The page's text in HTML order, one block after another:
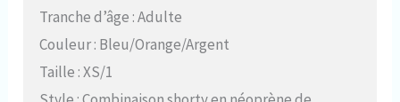
Tranche d’âge : Adulte
Couleur : Bleu/Orange/Argent
Taille : XS/1